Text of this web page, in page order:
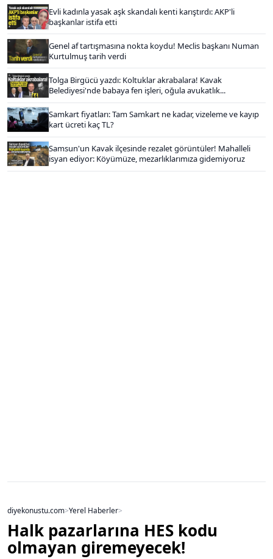
Evli kadınla yasak aşk skandalı kenti karıştırdı: AKP'li
başkanlar istifa etti
Genel af tartışmasına nokta koydu! Meclis başkanı Numan
Kurtulmuş tarih verdi
Tolga Birgücü yazdı: Koltuklar akrabalara! Kavak
Belediyesi'nde babaya fen işleri, oğula avukatlık...
Samkart fiyatları: Tam Samkart ne kadar, vizeleme ve kayıp
kart ücreti kaç TL?
Samsun'un Kavak ilçesinde rezalet görüntüler! Mahalleli
isyan ediyor: Köyümüze, mezarlıklarımıza gidemiyoruz
diyekonustu.com>Yerel Haberler>
Halk pazarlarına HES kodu
olmayan giremeyecek!